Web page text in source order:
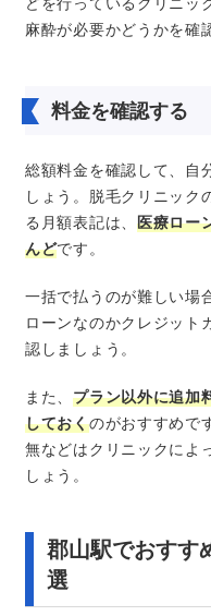
麻酔が必要かどうかを確
料金を確認する
総額料金を確認して、自
しょう。脱毛クリニック
る月額表記は、 医療ロー
んどです。
一括で払うのが難しい場
ローンなのかクレジット
認しましょう。
また、プラン以外に追加
しておくのがおすすめで
無などはクリニックによ
しょう。
郡山駅でおすす
選